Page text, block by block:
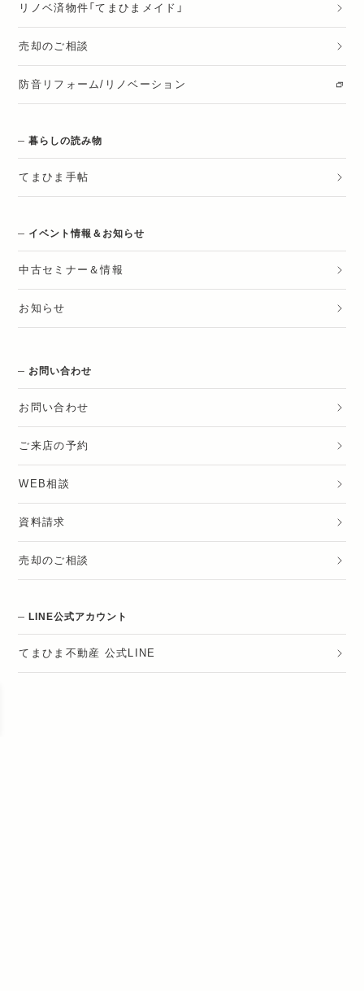
リノベ済物件「てまひまメイド」
売却のご相談
防音リフォーム/リノベーション
暮らしの読み物
てまひま手帖
イベント情報＆お知らせ
中古セミナー＆情報
お知らせ
お問い合わせ
お問い合わせ
ご来店の予約
WEB相談
資料請求
売却のご相談
LINE公式アカウント
てまひま不動産 公式LINE